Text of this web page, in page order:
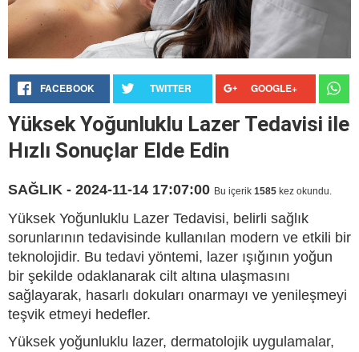
FACEBOOK TWITTER GOOGLE+
Yüksek Yoğunluklu Lazer Tedavisi ile
Hızlı Sonuçlar Elde Edin
SAĞLIK - 2024-11-14 17:07:00 Bu içerik 1585 kez okundu.
Yüksek Yoğunluklu Lazer Tedavisi, belirli sağlık
sorunlarının tedavisinde kullanılan modern ve etkili bir
teknolojidir. Bu tedavi yöntemi, lazer ışığının yoğun
bir şekilde odaklanarak cilt altına ulaşmasını
sağlayarak, hasarlı dokuları onarmayı ve yenileşmeyi
teşvik etmeyi hedefler.
Yüksek yoğunluklu lazer, dermatolojik uygulamalar,